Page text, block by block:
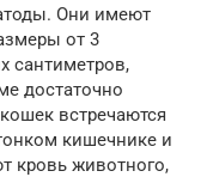
Они имеют
от 3
сантиметров,
достаточно
встречаются
кишечнике и
кровь животного,